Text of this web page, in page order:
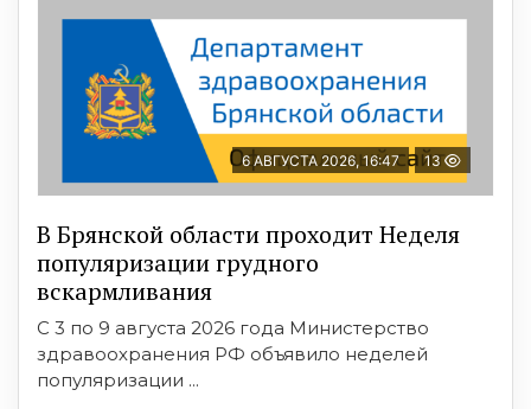
6 АВГУСТА 2026, 16:47 13
В Брянской области проходит Неделя
популяризации грудного
вскармливания
С 3 по 9 августа 2026 года Министерство
здравоохранения РФ объявило неделей
популяризации ...